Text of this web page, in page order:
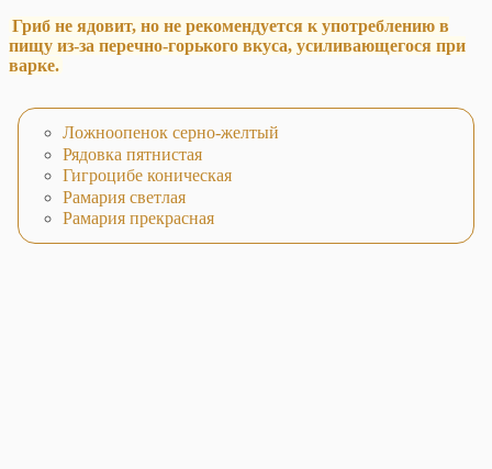
Гриб не ядовит, но не рекомендуется к употреблению в
пищу из-за перечно-горького вкуса, усиливающегося при
варке.
Ложноопенок серно-желтый
Рядовка пятнистая
Гигроцибе коническая
Рамария светлая
Рамария прекрасная